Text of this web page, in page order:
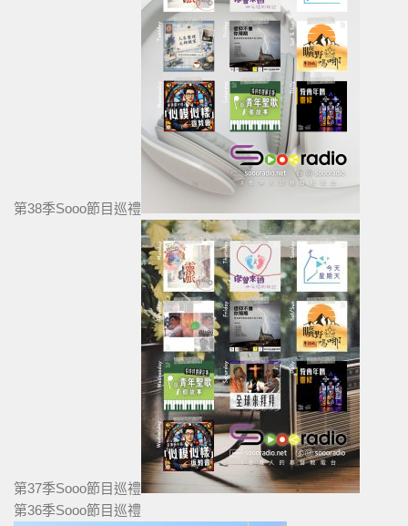
第38季Sooo節目巡禮
第37季Sooo節目巡禮
第36季Sooo節目巡禮